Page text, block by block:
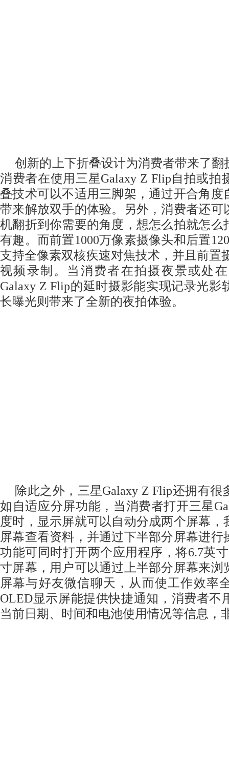
创新的上下折叠设计为消费者带来了
消费者在使用三星Galaxy Z Flip自拍或拍
叠技术可以不适用三脚架，通过开合角度
带来解放双手的体验。另外，消费者还可
机翻折到你需要的角度，想怎么拍就怎么
有趣。而前置1000万像素摄像头和后置
支持全像素双核疾速对焦技术，并且前置
视频录制。当消费者在拍摄夜景或处
Galaxy Z Flip的延时摄影能实现记录光影
长曝光则带来了全新的夜拍体验。
除此之外，三星Galaxy Z Flip还拥有
如自适应分屏功能，当消费者打开三星
度时，显示屏就可以自动分成两个屏幕，
屏幕查看资料，并通过下半部分屏幕进行
功能可同时打开两个应用程序，将6.7英
寸屏幕，用户可以通过上半部分屏幕来浏
屏幕与好友微信聊天，从而使工作效率
OLED显示屏能提供快捷通知，消费者不
当前日期、时间和电池使用情况等信息，